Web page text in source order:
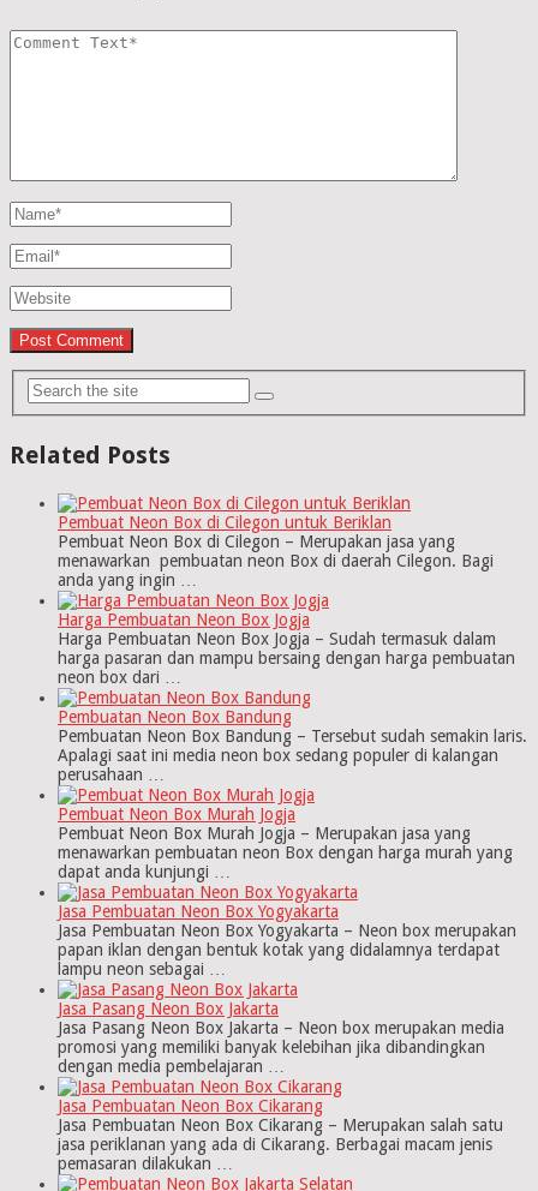
Related Posts
Pembuat Neon Box di Cilegon untuk Beriklan
Pembuat Neon Box di Cilegon – Merupakan jasa yang
menawarkan pembuatan neon Box di daerah Cilegon. Bagi
anda yang ingin …
Harga Pembuatan Neon Box Jogja
Harga Pembuatan Neon Box Jogja – Sudah termasuk dalam
harga pasaran dan mampu bersaing dengan harga pembuatan
neon box dari …
Pembuatan Neon Box Bandung
Pembuatan Neon Box Bandung – Tersebut sudah semakin laris.
Apalagi saat ini media neon box sedang populer di kalangan
perusahaan …
Pembuat Neon Box Murah Jogja
Pembuat Neon Box Murah Jogja – Merupakan jasa yang
menawarkan pembuatan neon Box dengan harga murah yang
dapat anda kunjungi …
Jasa Pembuatan Neon Box Yogyakarta
Jasa Pembuatan Neon Box Yogyakarta – Neon box merupakan
papan iklan dengan bentuk kotak yang didalamnya terdapat
lampu neon sebagai …
Jasa Pasang Neon Box Jakarta
Jasa Pasang Neon Box Jakarta – Neon box merupakan media
promosi yang memiliki banyak kelebihan jika dibandingkan
dengan media pembelajaran …
Jasa Pembuatan Neon Box Cikarang
Jasa Pembuatan Neon Box Cikarang – Merupakan salah satu
jasa periklanan yang ada di Cikarang. Berbagai macam jenis
pemasaran dilakukan …